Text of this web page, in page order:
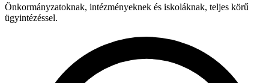
Önkormányzatoknak, intézményeknek és iskoláknak, teljes körű
ügyintézéssel.